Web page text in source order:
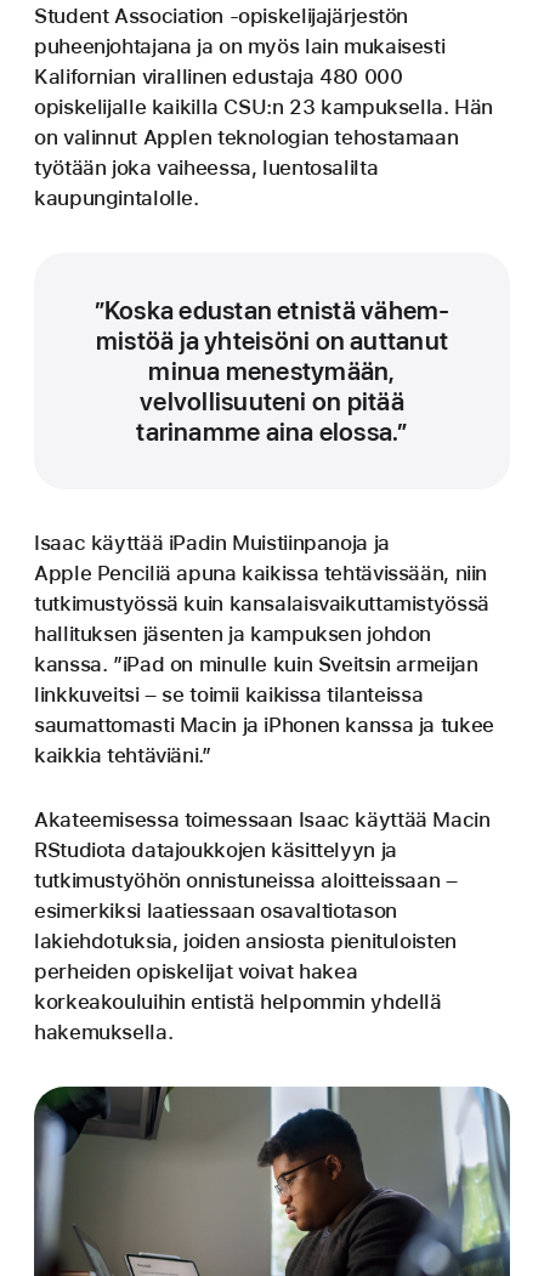
Student Association ‑opiskelijajärjestön
puheenjohtajana ja on myös lain mukaisesti
Kalifornian virallinen edustaja 480 000
opiskelijalle kaikilla CSU:n 23 kampuksella. Hän
on valinnut Applen teknologian tehostamaan
työtään joka vaiheessa, luentosalilta
kaupungintalolle.
”Koska edustan etnistä vähem­
mistöä ja yhteisöni on auttanut
minua menestymään,
velvollisuuteni on pitää
tarinamme aina elossa.”
Isaac käyttää iPadin Muistiin­panoja ja
Apple Penciliä apuna kaikissa tehtävissään, niin
tutkimustyössä kuin kansalais­vaikuttamistyössä
hallituksen jäsenten ja kampuksen johdon
kanssa. ”iPad on minulle kuin Sveitsin armeijan
linkkuveitsi – se toimii kaikissa tilanteissa
saumattomasti Macin ja iPhonen kanssa ja tukee
kaikkia tehtäviäni.”
Akateemisessa toimessaan Isaac käyttää Macin
RStudiota datajoukkojen käsittelyyn ja
tutkimustyöhön onnistuneissa aloitteissaan –
esimerkiksi laatiessaan osavaltiotason
lakiehdotuksia, joiden ansiosta pienituloisten
perheiden opiskelijat voivat hakea
korkeakouluihin entistä helpommin yhdellä
hakemuksella.